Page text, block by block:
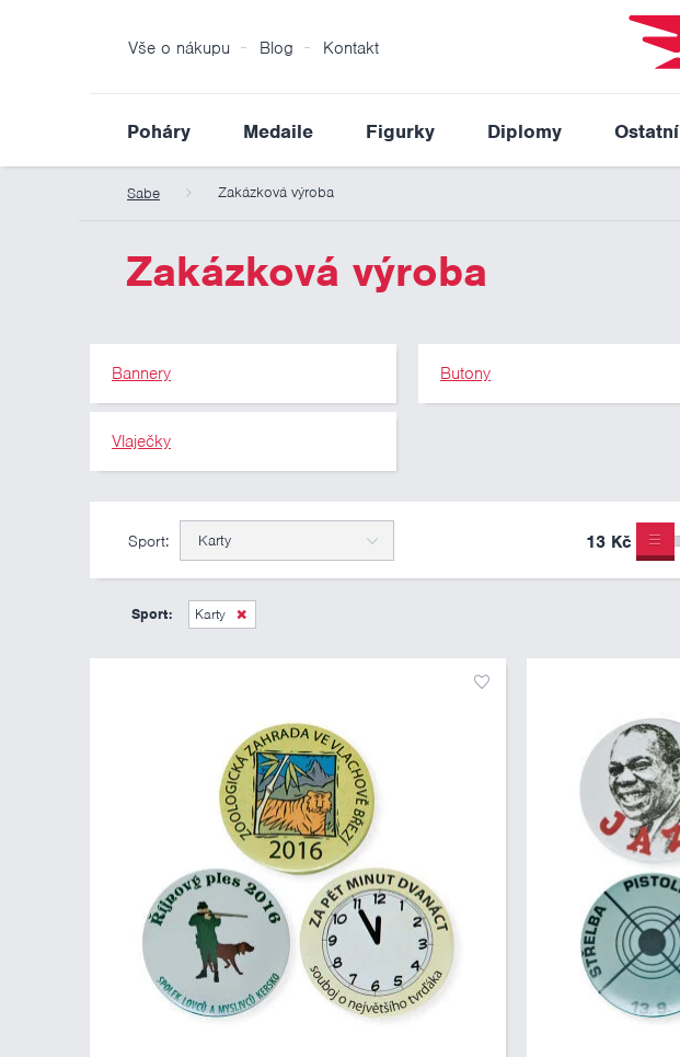
Vše o nákupu Blog Kontakt
Poháry Medaile Figurky Diplomy Ostatní
Sabe Zakázková výroba
Zakázková výroba
Bannery Butony
Vlaječky
Sport: Karty 13 Kč
Sport: Karty